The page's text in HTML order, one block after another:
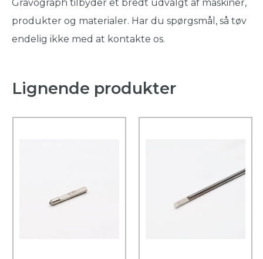
Gravograph tilbyder et bredt udvalgt af maskiner,
produkter og materialer. Har du spørgsmål, så tøv
endelig ikke med at kontakte os.
Lignende produkter